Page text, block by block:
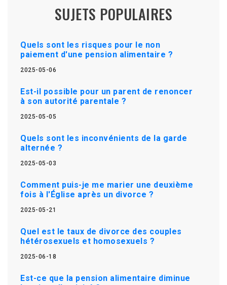
SUJETS POPULAIRES
Quels sont les risques pour le non
paiement d'une pension alimentaire ?
2025-05-06
Est-il possible pour un parent de renoncer
à son autorité parentale ?
2025-05-05
Quels sont les inconvénients de la garde
alternée ?
2025-05-03
Comment puis-je me marier une deuxième
fois à l'Église après un divorce ?
2025-05-21
Quel est le taux de divorce des couples
hétérosexuels et homosexuels ?
2025-06-18
Est-ce que la pension alimentaire diminue